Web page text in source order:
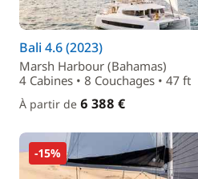
Bali 4.6 (2023)
Marsh Harbour (Bahamas)
4 Cabines • 8 Couchages • 47 ft
À partir de 6 388 €
-15%